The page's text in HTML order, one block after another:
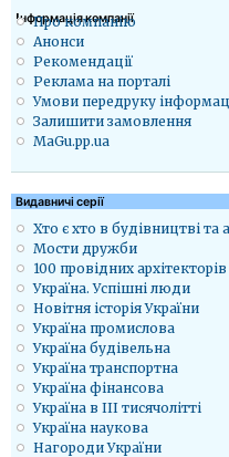
Iнформація компанії
Про компанію
Анонси
Рекомендації
Реклама на порталі
Умови передруку
Залишити замовлення
MaGu.pp.ua
Видавничі серії
Хто є хто в будівництві та
Мости дружби
100 провідних
Україна. Успішні люди
Новітня історія України
Україна промислова
Україна будівельна
Україна транспортна
Україна фінансова
Україна в ІІІ тисячолітті
Україна наукова
Нагороди України